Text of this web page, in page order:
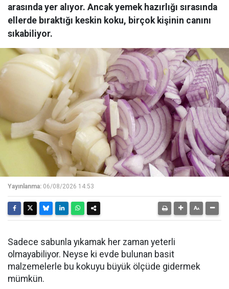
arasında yer alıyor. Ancak yemek hazırlığı sırasında
ellerde bıraktığı keskin koku, birçok kişinin canını
sıkabiliyor.
Yayınlanma: 06/08/2026 14:53
Sadece sabunla yıkamak her zaman yeterli
olmayabiliyor. Neyse ki evde bulunan basit
malzemelerle bu kokuyu büyük ölçüde gidermek
mümkün.